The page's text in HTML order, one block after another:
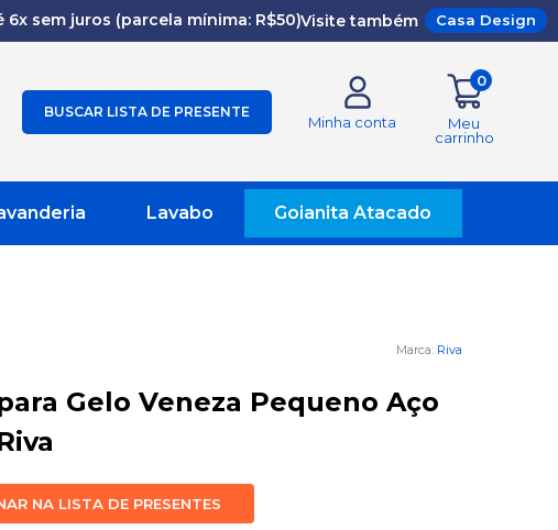
sem juros (parcela mínima: R$50)Visite também Casa Design
BUSCAR LISTA DE PRESENTE
Minha conta
0
Meu
carrinho
Lavabo Goianita Atacado
Riva
Gelo Veneza Pequeno Aço
NA LISTA DE PRESENTES